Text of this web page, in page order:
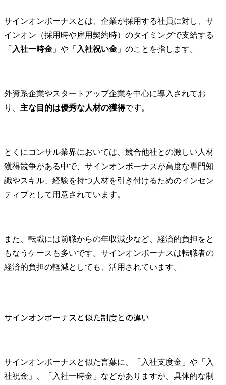
サインオンボーナスとは、企業が採用する社員に対し、サ
インオン（採用時や雇用契約時）のタイミングで支給する
「 入社一時金 」や「 入社祝い金 」のことを指します。
外資系企業やスタートアップ企業を中心に導入されてお
り、 主な目的は優秀な人材の獲得です。
とくにコンサル業界においては、競合他社との激しい人材
獲得競争がある中で、サインオンボーナスが高度な専門知
識やスキル、経験を持つ人材を引き付けるためのインセン
ティブとして用意されています。
また、転職には前職からの年収減少など、経済的負担をと
もなうケースも多いです。サインオンボーナスは転職者の
経済的負担の軽減としても、活用されています。
サインオンボーナスと似た制度との違い
サインオンボーナスと似た言葉に、「入社支度金」や「入
社祝金」、「入社一時金」などがありますが、具体的な制